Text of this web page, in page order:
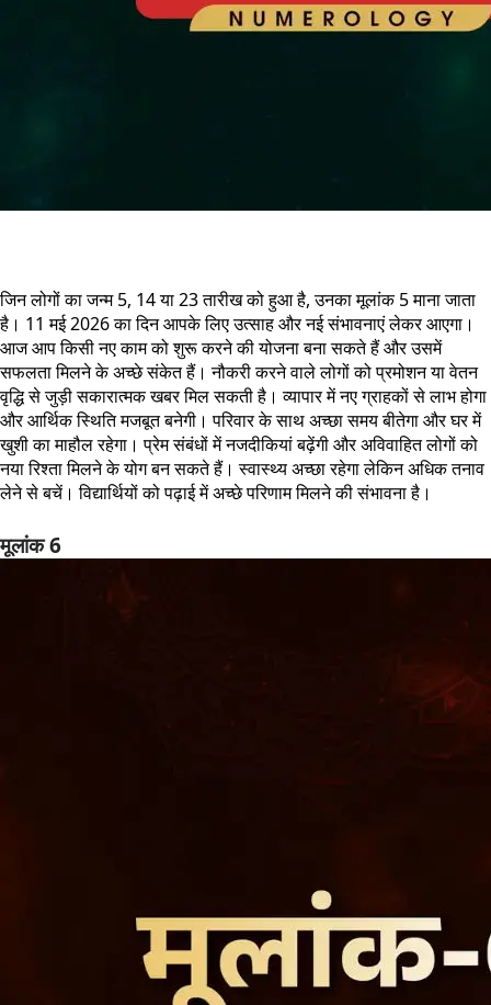
जिन लोगों का जन्म 5, 14 या 23 तारीख को हुआ है, उनका मूलांक 5 माना जाता
है। 11 मई 2026 का दिन आपके लिए उत्साह और नई संभावनाएं लेकर आएगा।
आज आप किसी नए काम को शुरू करने की योजना बना सकते हैं और उसमें
सफलता मिलने के अच्छे संकेत हैं। नौकरी करने वाले लोगों को प्रमोशन या वेतन
वृद्धि से जुड़ी सकारात्मक खबर मिल सकती है। व्यापार में नए ग्राहकों से लाभ होगा
और आर्थिक स्थिति मजबूत बनेगी। परिवार के साथ अच्छा समय बीतेगा और घर में
खुशी का माहौल रहेगा। प्रेम संबंधों में नजदीकियां बढ़ेंगी और अविवाहित लोगों को
नया रिश्ता मिलने के योग बन सकते हैं। स्वास्थ्य अच्छा रहेगा लेकिन अधिक तनाव
लेने से बचें। विद्यार्थियों को पढ़ाई में अच्छे परिणाम मिलने की संभावना है।
मूलांक 6